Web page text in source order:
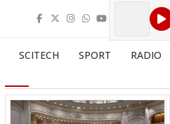
SCITECH SPORT RADIO